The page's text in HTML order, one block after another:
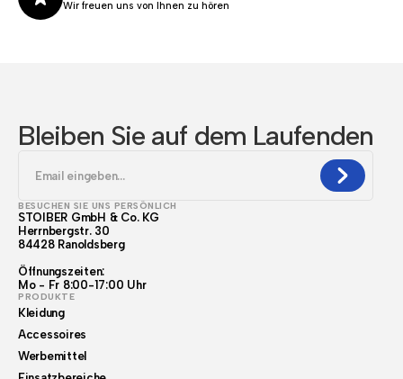
Wir freuen uns von Ihnen zu hören
Bleiben Sie auf dem Laufenden
BESUCHEN SIE UNS PERSÖNLICH
STOIBER GmbH & Co. KG
Herrnbergstr. 30
84428 Ranoldsberg
Öffnungszeiten:
Mo - Fr 8:00-17:00 Uhr
PRODUKTE
Kleidung
Accessoires
Werbemittel